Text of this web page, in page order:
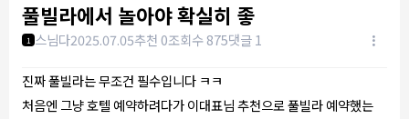
풀빌라에서 놀아야 확실히 좋
1 스님다2025.07.05추천 0조회수 875댓글 1
진짜 풀빌라는 무조건 필수입니다 ㅋㅋ
처음엔 그냥 호텔 예약하려다가 이대표님 추천으로 풀빌라 예약했는